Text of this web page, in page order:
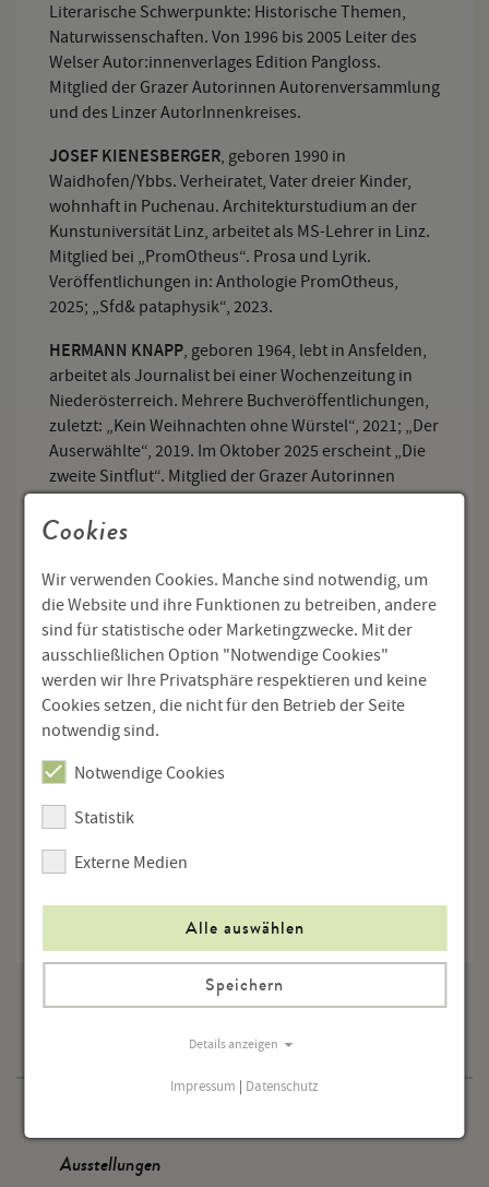
Literarische Schwerpunkte: Historische Themen,
Naturwissenschaften. Von 1996 bis 2005 Leiter des
Welser Autor:innenverlages Edition Pangloss.
Mitglied der Grazer Autorinnen Autorenversammlung
und des Linzer AutorInnenkreises.
JOSEF KIENESBERGER, geboren 1990 in
Waidhofen/Ybbs. Verheiratet, Vater dreier Kinder,
wohnhaft in Puchenau. Architekturstudium an der
Kunstuniversität Linz, arbeitet als MS-Lehrer in Linz.
Mitglied bei „PromOtheus“. Prosa und Lyrik.
Veröffentlichungen in: Anthologie PromOtheus,
2025; „Sfd& pataphysik“, 2023.
HERMANN KNAPP, geboren 1964, lebt in Ansfelden,
arbeitet als Journalist bei einer Wochenzeitung in
Niederösterreich. Mehrere Buchveröffentlichungen,
zuletzt: „Kein Weihnachten ohne Würstel“, 2021; „Der
Auserwählte“, 2019. Im Oktober 2025 erscheint „Die
zweite Sintflut“. Mitglied der Grazer Autorinnen
Linzer AutorInnenkreises.
CLAUDIA TALLER
, geboren in Linz, Studien am
Mozarteum Salzburg und an der Universität Wien;
1978 bis 2011 Psychologin beim Land OÖ im Bereich
Jugendwohlfahrt, u. a. als Kinder- und
Jugendanwältin; seit 2012 freie Schriftstellerin und
Radiomacherin bei Radio FRO („Literarische
Matinée“); sie ist Mitglied der IG Autorinnen und
Autoren und Vizepräsidentin des P.E.N.-Clubs OÖ.
Veröffentlichungen in Literaturzeitschriften und
Leben“, 2024; „Der Tod geht mit“, 2023; „Ich erinnere
dich nicht“, 2022.
zurück
Ausstellungen
Cookies
Wir verwenden Cookies. Manche sind notwendig, um
die Website und ihre Funktionen zu betreiben, andere
sind für statistische oder Marketingzwecke. Mit der
ausschließlichen Option "Notwendige Cookies"
werden wir Ihre Privatsphäre respektieren und keine
Cookies setzen, die nicht für den Betrieb der Seite
notwendig sind.
Notwendige Cookies
Statistik
Externe Medien
Alle auswählen
Speichern
Details anzeigen
Impressum | Datenschutz